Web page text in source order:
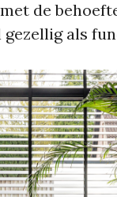
de
gezellig als